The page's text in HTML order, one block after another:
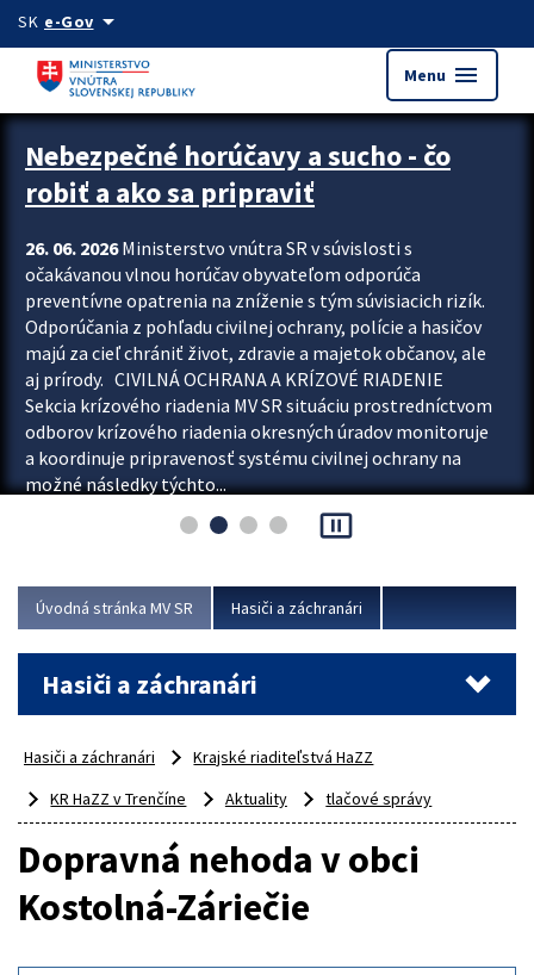
Preskocit na hlavný obsah
SK e-Govarrow_drop_down
Menu menu
Zastavit automatický posun upútavok
Nebezpečné horúčavy a sucho - čo
robiť a ako sa pripraviť
26. 06. 2026Ministerstvo vnútra SR v súvislosti s
očakávanou vlnou horúčav obyvateľom odporúča
preventívne opatrenia na zníženie s tým súvisiacich rizík.
Odporúčania z pohľadu civilnej ochrany, polície a hasičov
majú za cieľ chrániť život, zdravie a majetok občanov, ale
aj prírody. CIVILNÁ OCHRANA A KRÍZOVÉ RIADENIE
Sekcia krízového riadenia MV SR situáciu prostredníctvom
odborov krízového riadenia okresných úradov monitoruje
a koordinuje pripravenosť systému civilnej ochrany na
možné následky týchto...
pause_presentation
Úvodná stránka MV SR Hasiči a záchranári
Hasiči a záchranári
Hasiči a záchranári
Krajské riaditeľstvá HaZZ
KR HaZZ v Trenčíne
Aktuality tlačové správy
Dopravná nehoda v obci
Kostolná-Záriečie